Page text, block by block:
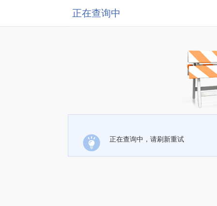
正在查询中
正在查询中，请刷新重试